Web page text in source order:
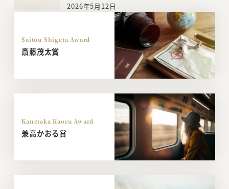
2026年5月12日
Saitou Shigeta Award
斎藤茂太賞
Kanetaka Kaoru Award
兼高かおる賞